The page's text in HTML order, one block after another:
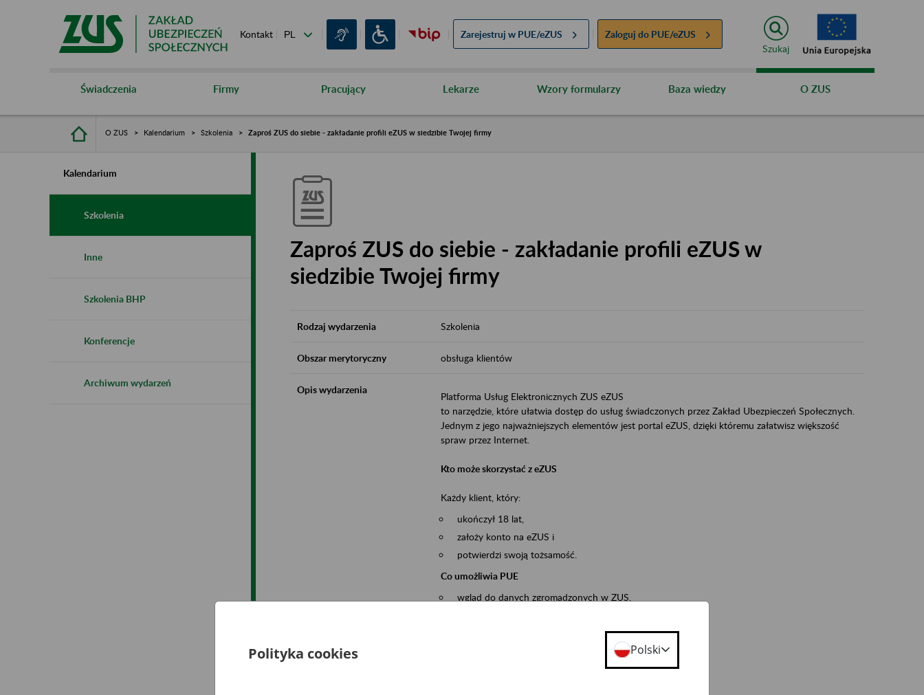
Kontakt Zarejestruj w PUE/eZUS Zaloguj do PUE/eZUS
Szukaj
Świadczenia Firmy Pracujący Lekarze Wzory formularzy Baza wiedzy O ZUS
O ZUS Kalendarium Szkolenia Zaproś ZUS do siebie - zakładanie profili eZUS w siedzibie Twojej firmy
Kalendarium
Szkolenia
Inne
Szkolenia BHP
Konferencje
Archiwum wydarzeń
Zaproś ZUS do siebie - zakładanie profili eZUS w
siedzibie Twojej firmy
Rodzaj wydarzenia Szkolenia
Obszar merytoryczny obsługa klientów
Opis wydarzenia
Platforma Usług Elektronicznych ZUS eZUS
to narzędzie, które ułatwia dostęp do usług świadczonych przez Zakład Ubezpieczeń Społecznych.
Jednym z jego najważniejszych elementów jest portal eZUS, dzięki któremu załatwisz większość
spraw przez Internet.
Kto może skorzystać z eZUS
Każdy klient, który:
ukończył 18 lat,
założy konto na eZUS i
potwierdzi swoją tożsamość.
Co umożliwia PUE
wgląd do danych zgromadzonych w ZUS,
składanie wniosków i otrzymywanie na nie odpowiedzi,
zadawanie pytań i otrzymywanie odpowiedzi z ZUS,
umawianie się na wizyty w jednostce ZUS.
Polityka cookies Polski